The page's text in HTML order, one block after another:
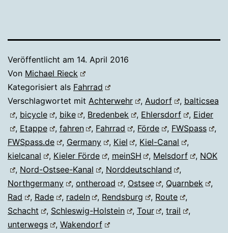
Veröffentlicht am 14. April 2016
Von Michael Rieck
Kategorisiert als Fahrrad
Verschlagwortet mit Achterwehr , Audorf , balticsea
, bicycle , bike , Bredenbek , Ehlersdorf , Eider
, Etappe , fahren , Fahrrad , Förde , FWSpass
,
FWSpass.de
, Germany , Kiel , Kiel-Canal
,
kielcanal
, Kieler Förde , meinSH , Melsdorf , NOK
, Nord-Ostsee-Kanal , Norddeutschland
,
Northgermany
, ontheroad , Ostsee , Quarnbek
,
Rad
, Rade , radeln , Rendsburg , Route
,
Schacht
, Schleswig-Holstein , Tour ,trail
,
unterwegs
, Wakendorf